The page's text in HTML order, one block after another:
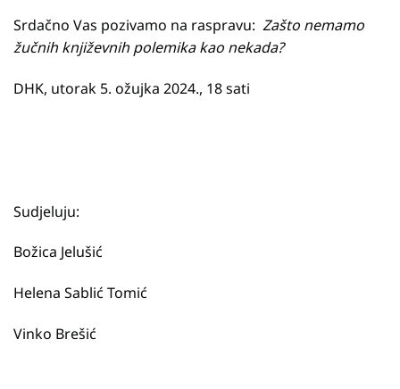
Srdačno Vas pozivamo na raspravu: Zašto nemamo
žučnih književnih polemika kao nekada?
DHK, utorak 5. ožujka 2024., 18 sati
Sudjeluju:
Božica Jelušić
Helena Sablić Tomić
Vinko Brešić